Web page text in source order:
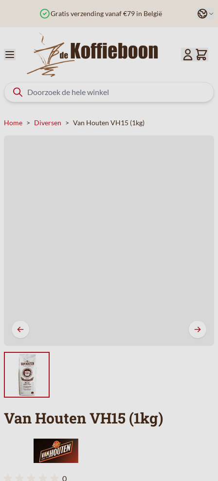
Gratis verzending vanaf €79 in België Taal
Home > Diversen > Van Houten VH15 (1kg)
Van Houten VH15 (1kg)
0